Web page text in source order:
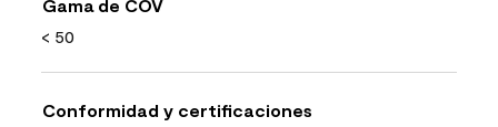
Gama de COV
< 50
Conformidad y certificaciones